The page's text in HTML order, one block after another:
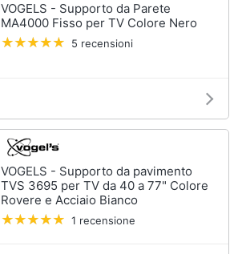
VOGELS - Supporto da Parete
MA4000 Fisso per TV Colore Nero
5 recensioni
VOGELS - Supporto da pavimento
TVS 3695 per TV da 40 a 77" Colore
Rovere e Acciaio Bianco
1 recensione